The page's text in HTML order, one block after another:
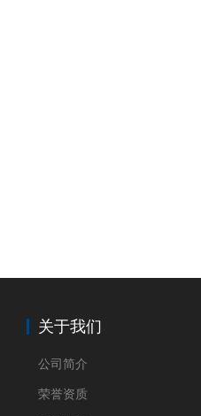
关于我们
公司简介
荣誉资质